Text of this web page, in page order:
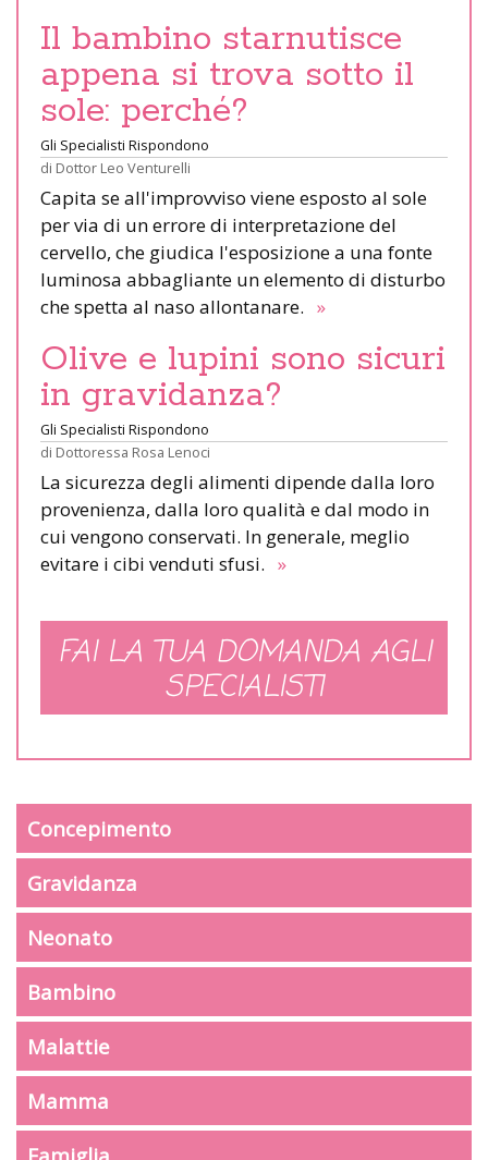
Il bambino starnutisce
appena si trova sotto il
sole: perché?
Gli Specialisti Rispondono
di Dottor Leo Venturelli
Capita se all'improvviso viene esposto al sole
per via di un errore di interpretazione del
cervello, che giudica l'esposizione a una fonte
luminosa abbagliante un elemento di disturbo
che spetta al naso allontanare. »
Olive e lupini sono sicuri
in gravidanza?
Gli Specialisti Rispondono
di Dottoressa Rosa Lenoci
La sicurezza degli alimenti dipende dalla loro
provenienza, dalla loro qualità e dal modo in
cui vengono conservati. In generale, meglio
evitare i cibi venduti sfusi. »
FAI LA TUA DOMANDA AGLI
SPECIALISTI
Concepimento
Gravidanza
Neonato
Bambino
Malattie
Mamma